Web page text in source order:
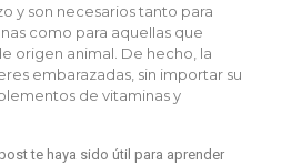
y son necesarios tanto para
como para aquellas que
origen animal. De hecho, la
embarazadas, sin importar su
de vitaminas y
te haya sido útil para aprender